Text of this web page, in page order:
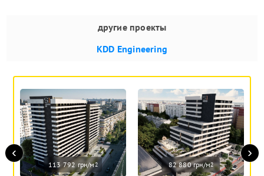
другие проекты
KDD Engineering
113 792 грн/м2 82 880 грн/м2
‹ ›